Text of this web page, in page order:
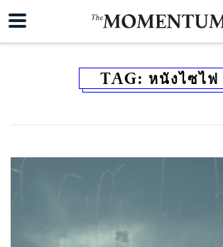
TAG: หนังไซไฟ